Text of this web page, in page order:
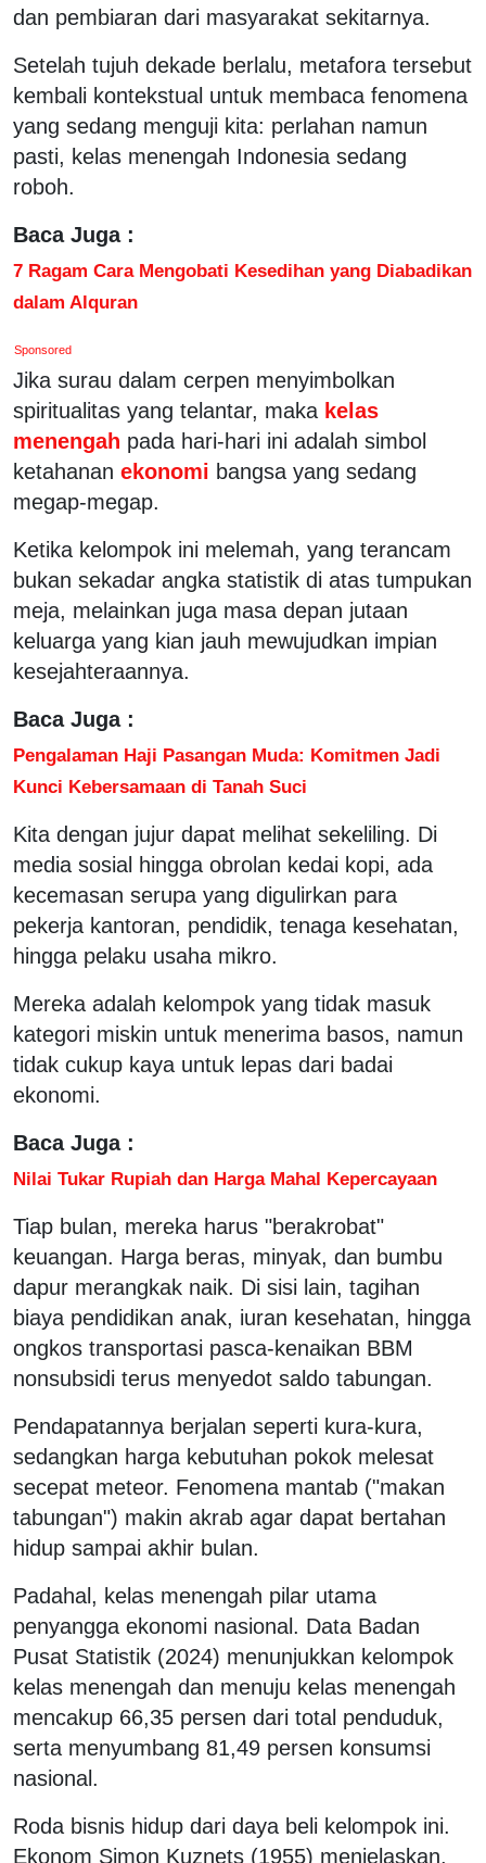
dan pembiaran dari masyarakat sekitarnya.
Setelah tujuh dekade berlalu, metafora tersebut
kembali kontekstual untuk membaca fenomena
yang sedang menguji kita: perlahan namun
pasti, kelas menengah Indonesia sedang
roboh.
Baca Juga :
7 Ragam Cara Mengobati Kesedihan yang Diabadikan
dalam Alquran
Sponsored
Jika surau dalam cerpen menyimbolkan
spiritualitas yang telantar, maka kelas
menengah pada hari-hari ini adalah simbol
ketahanan ekonomi bangsa yang sedang
megap-megap.
Ketika kelompok ini melemah, yang terancam
bukan sekadar angka statistik di atas tumpukan
meja, melainkan juga masa depan jutaan
keluarga yang kian jauh mewujudkan impian
kesejahteraannya.
Baca Juga :
Pengalaman Haji Pasangan Muda: Komitmen Jadi
Kunci Kebersamaan di Tanah Suci
Kita dengan jujur dapat melihat sekeliling. Di
media sosial hingga obrolan kedai kopi, ada
kecemasan serupa yang digulirkan para
pekerja kantoran, pendidik, tenaga kesehatan,
hingga pelaku usaha mikro.
Mereka adalah kelompok yang tidak masuk
kategori miskin untuk menerima basos, namun
tidak cukup kaya untuk lepas dari badai
ekonomi.
Baca Juga :
Nilai Tukar Rupiah dan Harga Mahal Kepercayaan
Tiap bulan, mereka harus "berakrobat"
keuangan. Harga beras, minyak, dan bumbu
dapur merangkak naik. Di sisi lain, tagihan
biaya pendidikan anak, iuran kesehatan, hingga
ongkos transportasi pasca-kenaikan BBM
nonsubsidi terus menyedot saldo tabungan.
Pendapatannya berjalan seperti kura-kura,
sedangkan harga kebutuhan pokok melesat
secepat meteor. Fenomena mantab ("makan
tabungan") makin akrab agar dapat bertahan
hidup sampai akhir bulan.
Padahal, kelas menengah pilar utama
penyangga ekonomi nasional. Data Badan
Pusat Statistik (2024) menunjukkan kelompok
kelas menengah dan menuju kelas menengah
mencakup 66,35 persen dari total penduduk,
serta menyumbang 81,49 persen konsumsi
nasional.
Roda bisnis hidup dari daya beli kelompok ini.
Ekonom Simon Kuznets (1955) menjelaskan,